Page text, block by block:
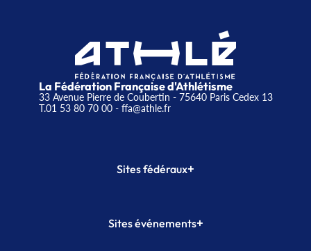
La Fédération Française d'Athlétisme
33 Avenue Pierre de Coubertin - 75640 Paris Cedex 13
T.01 53 80 70 00- ffa@athle.fr
Sites fédéraux+
Plateforme Formation
Sites événements+